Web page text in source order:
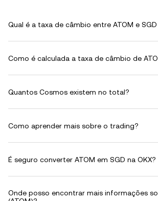
Qual é a taxa de câmbio entre ATOM e
Como é calculada a taxa de câmbio de
Quantos Cosmos existem no total?
Como aprender mais sobre o trading?
É seguro converter ATOM em SGD na OKX?
Onde posso encontrar mais informações